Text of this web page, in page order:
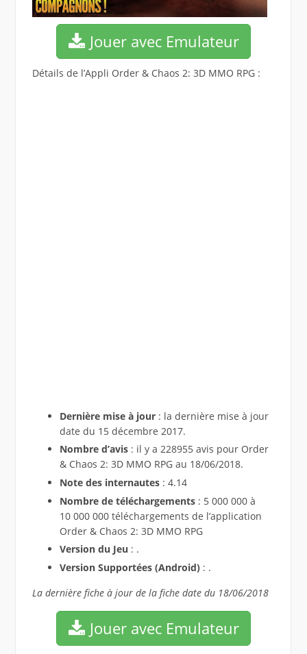
Jouer avec Emulateur
Détails de l’Appli Order & Chaos 2: 3D MMO RPG :
Dernière mise à jour: la dernière mise à jour
date du 15 décembre 2017.
Nombre d’avis: il y a 228955 avis pour Order
& Chaos 2: 3D MMO RPG au 18/06/2018.
Note des internautes: 4.14
Nombre de téléchargements : 5 000 000 à
10 000 000 téléchargements de l’application
Order & Chaos 2: 3D MMO RPG
Version du Jeu : .
Version Supportées (Android): .
La dernière fiche à jour de la fiche date du 18/06/2018
Jouer avec Emulateur